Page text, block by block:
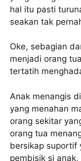
hal itu pasti
seakan tak
Oke, sebagian
menjadi orang
tertatih
Anak menangis
yang menahan
orang sekitar
orang tua
bersikap suportif
pembisik si